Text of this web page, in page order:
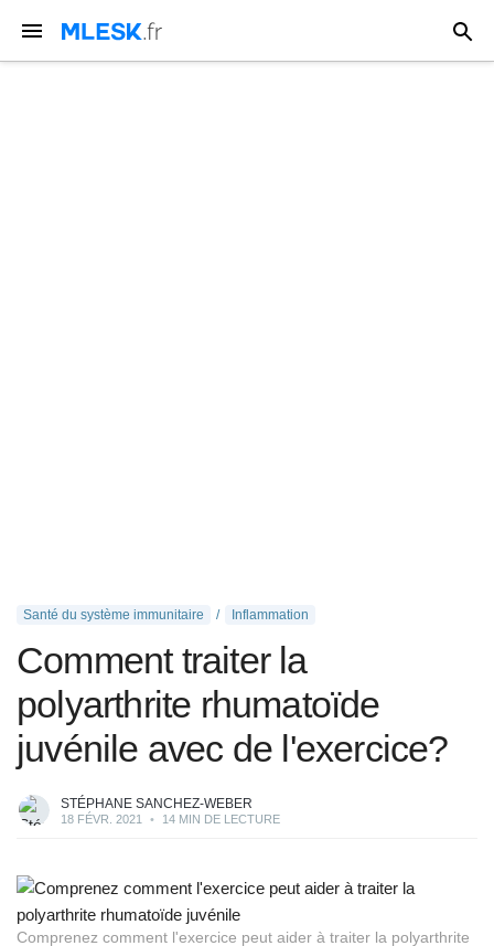
Santé du système immunitaire Inflammation
Comment traiter la
polyarthrite rhumatoïde
juvénile avec de l'exercice?
STÉPHANE SANCHEZ-WEBER
18 FÉVR. 2021 • 14 MIN DE LECTURE
Comprenez comment l'exercice peut aider à traiter la polyarthrite